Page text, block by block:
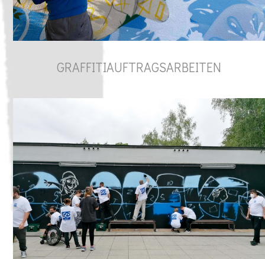
GRAFFITIAUFTRAGSARBEITEN